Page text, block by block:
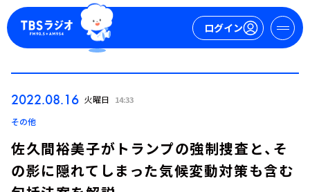
ログイン
2022.08.16 火曜日 14:33
その他
佐久間裕美子がトランプの強制捜査と、そ
の影に隠れてしまった気候変動対策も含む